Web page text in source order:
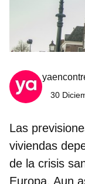
30
Las
viviendas
de la crisis
Europa. Aun